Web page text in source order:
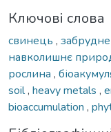
Ключові слова
свинець ,
навколишнє
рослина ,
soil, heavy metals ,
bioaccumulation ,